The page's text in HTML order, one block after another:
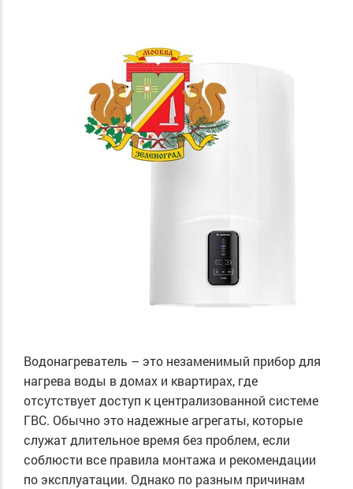
Водонагреватель – это незаменимый прибор для
нагрева воды в домах и квартирах, где
отсутствует доступ к централизованной системе
ГВС. Обычно это надежные агрегаты, которые
служат длительное время без проблем, если
соблюсти все правила монтажа и рекомендации
по эксплуатации. Однако по разным причинам